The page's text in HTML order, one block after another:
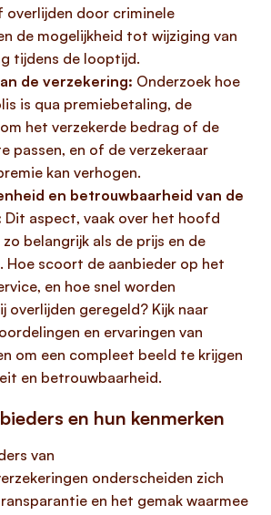
door criminele
de mogelijkheid tot wijziging van
tijdens de looptijd.
de verzekering: Onderzoek hoe
is qua premiebetaling, de
het verzekerde bedrag of de
passen, en of de verzekeraar
kan verhogen.
en betrouwbaarheid van de
Dit aspect, vaak over het hoofd
belangrijk als de prijs en de
Hoe scoort de aanbieder op het
en hoe snel worden
overlijden geregeld? Kijk naar
en ervaringen van
om een compleet beeld te krijgen
en betrouwbaarheid.
en hun kenmerken
van
onderscheiden zich
en het gemak waarmee